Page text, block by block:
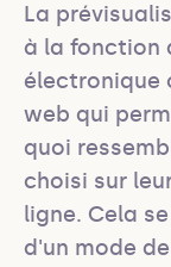
La
à la fonction
électronique
web qui
quoi
choisi sur
ligne. Cela
d'un mode